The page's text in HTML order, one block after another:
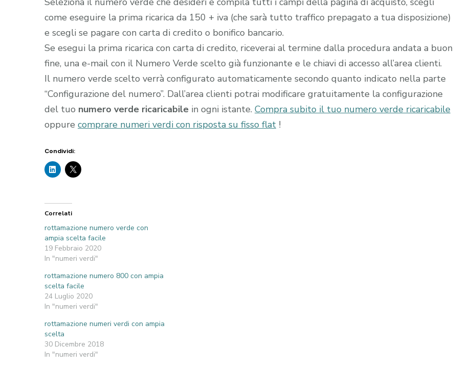
come eseguire la prima ricarica da 150 + iva (che sarà tutto traffico prepagato a tua disposizione)
e scegli se pagare con carta di credito o bonifico bancario.
Se esegui la prima ricarica con carta di credito, riceverai al termine dalla procedura andata a buon
fine, una e-mail con il Numero Verde scelto già funzionante e le chiavi di accesso all’area clienti.
Il numero verde scelto verrà configurato automaticamente secondo quanto indicato nella parte
“Configurazione del numero”. Dall’area clienti potrai modificare gratuitamente la configurazione
del tuo numero verde ricaricabile in ogni istante. Compra subito il tuo numero verde ricaricabile
oppure comprare numeri verdi con risposta su fisso flat !
Condividi:
Correlati
rottamazione numero verde con
ampia scelta facile
19 Febbraio 2020
In "numeri verdi"
rottamazione numero 800 con ampia
scelta facile
24 Luglio 2020
In "numeri verdi"
rottamazione numeri verdi con ampia
scelta
30 Dicembre 2018
In "numeri verdi"